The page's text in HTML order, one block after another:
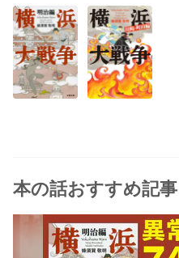
本の話おすすめ記事